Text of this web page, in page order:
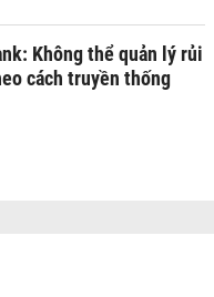
Không thể quản lý rủi
cách truyền thống